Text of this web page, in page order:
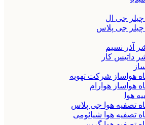
چیلر جی ال
چیلر جی پلاس
آذر نسیم
داتیس کار
هواساز شرکت تهویه
هواساز هوارام
هوا
تصفیه هوا جی پلاس
تصفیه هوا شیائومی